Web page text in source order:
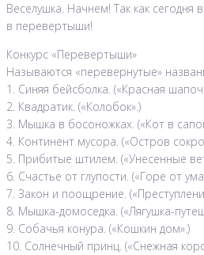
Веселушка. Начнем! Так как
в перевертыши!
Конкурс «Перевертыши»
Называются «перевернутые»
1. Синяя бейсболка. («Красная
2. Квадратик. («Колобок».)
3. Мышка в босоножках. («Кот в
4. Континент мусора. («Остров
5. Прибитые штилем. («Унесенные
6. Счастье от глупости. («Горе от
7. Закон и поощрение.
8. Мышка-домоседка. («Лягушка-
9. Собачья конура. («Кошкин дом».)
10. Солнечный принц. («Снежная